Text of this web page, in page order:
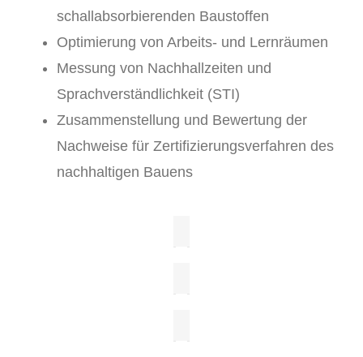
schallabsorbierenden Baustoffen
Optimierung von Arbeits- und Lernräumen
Messung von Nachhallzeiten und
Sprachverständlichkeit (STI)
Zusammenstellung und Bewertung der
Nachweise für Zertifizierungsverfahren des
nachhaltigen Bauens